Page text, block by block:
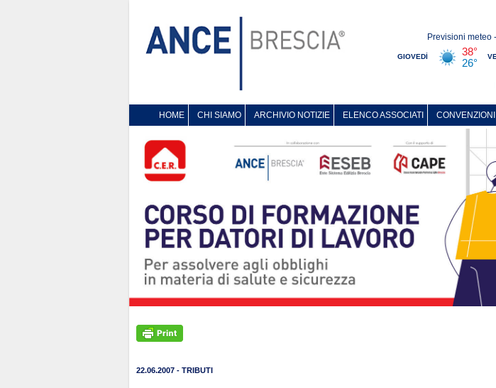
HOME CHI SIAMO ARCHIVIO NOTIZIE ELENCO ASSOCIATI CONVENZIONI
22.06.2007 - TRIBUTI